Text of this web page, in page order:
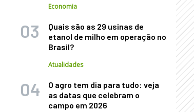
Economia
Quais são as 29 usinas de
etanol de milho em operação no
Brasil?
Atualidades
O agro tem dia para tudo: veja
as datas que celebram o
campo em 2026